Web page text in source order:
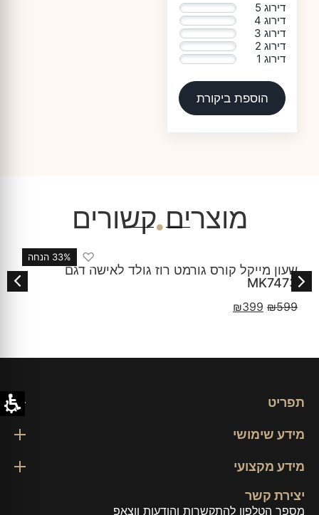
דירוג 5
דירוג 4
דירוג 3
דירוג 2
דירוג 1
הוספת ביקורת
מוצרים קשורים
לאישה דגם
שעון מייקל קורס לאישה זהב עדין
תפריט
מידע שימושי
מידע מקצועי
יצירת קשר
מספר הטלפון להתקשרות והודעות ווצאפ